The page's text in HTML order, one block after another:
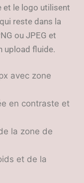
et le logo utilisent
reste dans la
ou JPEG et
upload fluide.
avec zone
en contraste et
la zone de
et de la